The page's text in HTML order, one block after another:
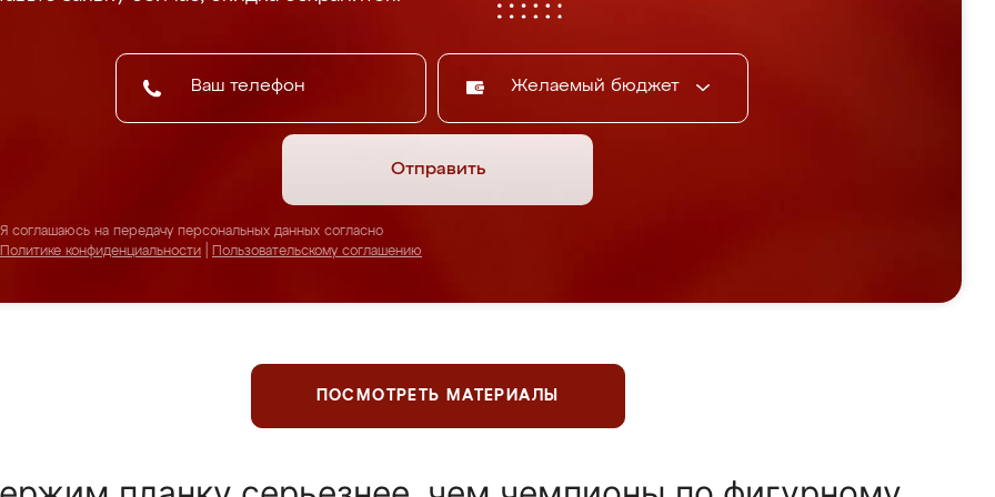
Желаемый бюджет
Отправить
Я соглашаюсь на передачу персональных данных согласно
Политике конфиденциальности
Пользовательскому соглашению
ПОСМОТРЕТЬ МАТЕРИАЛЫ